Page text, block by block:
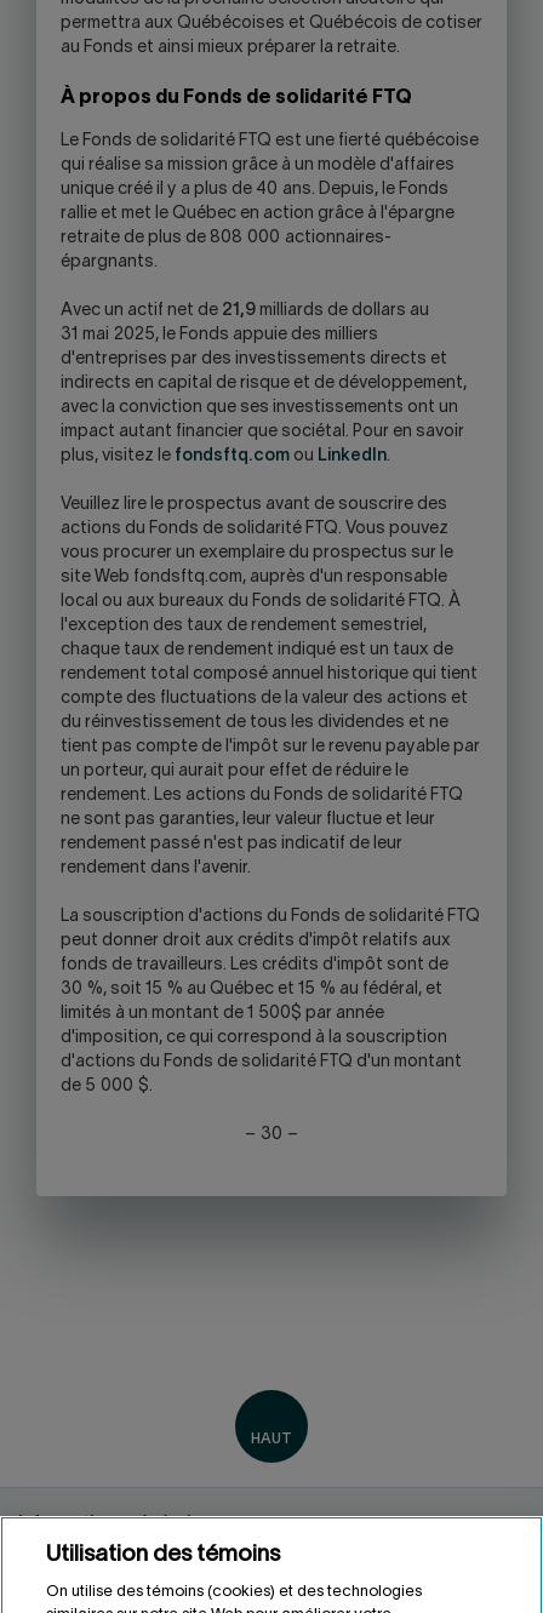
permettra aux Québécoises et Québécois de cotiser
au Fonds et ainsi mieux préparer la retraite.
À propos du Fonds de solidarité FTQ
Le Fonds de solidarité FTQ est une fierté québécoise
qui réalise sa mission grâce à un modèle d'affaires
unique créé il y a plus de 40 ans. Depuis, le Fonds
rallie et met le Québec en action grâce à l'épargne
retraite de plus de 808 000 actionnaires-
épargnants.
Avec un actif net de 21,9 milliards de dollars au
31 mai 2025, le Fonds appuie des milliers
d'entreprises par des investissements directs et
indirects en capital de risque et de développement,
avec la conviction que ses investissements ont un
impact autant financier que sociétal. Pour en savoir
plus, visitez le fondsftq.com ou LinkedIn.
Veuillez lire le prospectus avant de souscrire des
actions du Fonds de solidarité FTQ. Vous pouvez
vous procurer un exemplaire du prospectus sur le
site Web fondsftq.com, auprès d'un responsable
local ou aux bureaux du Fonds de solidarité FTQ. À
l'exception des taux de rendement semestriel,
chaque taux de rendement indiqué est un taux de
rendement total composé annuel historique qui tient
compte des fluctuations de la valeur des actions et
du réinvestissement de tous les dividendes et ne
tient pas compte de l'impôt sur le revenu payable par
un porteur, qui aurait pour effet de réduire le
rendement. Les actions du Fonds de solidarité FTQ
ne sont pas garanties, leur valeur fluctue et leur
rendement passé n'est pas indicatif de leur
rendement dans l'avenir.
La souscription d'actions du Fonds de solidarité FTQ
peut donner droit aux crédits d'impôt relatifs aux
fonds de travailleurs. Les crédits d'impôt sont de
30 %, soit 15 % au Québec et 15 % au fédéral, et
limités à un montant de 1 500$ par année
d'imposition, ce qui correspond à la souscription
d'actions du Fonds de solidarité FTQ d'un montant
de 5 000 $.
– 30 –
Informations générales
Renseignements personnels
Conditions d'utilisation
Utilisation des témoins
On utilise des témoins (cookies) et des technologies